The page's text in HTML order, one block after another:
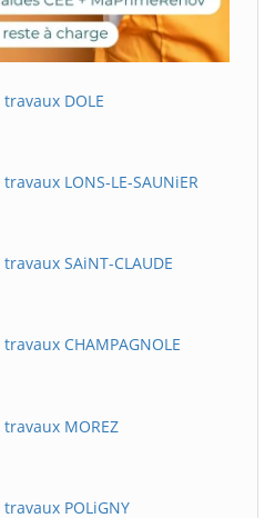
DOLE
LONS-LE-SAUNiER
SAiNT-CLAUDE
CHAMPAGNOLE
MOREZ
POLiGNY